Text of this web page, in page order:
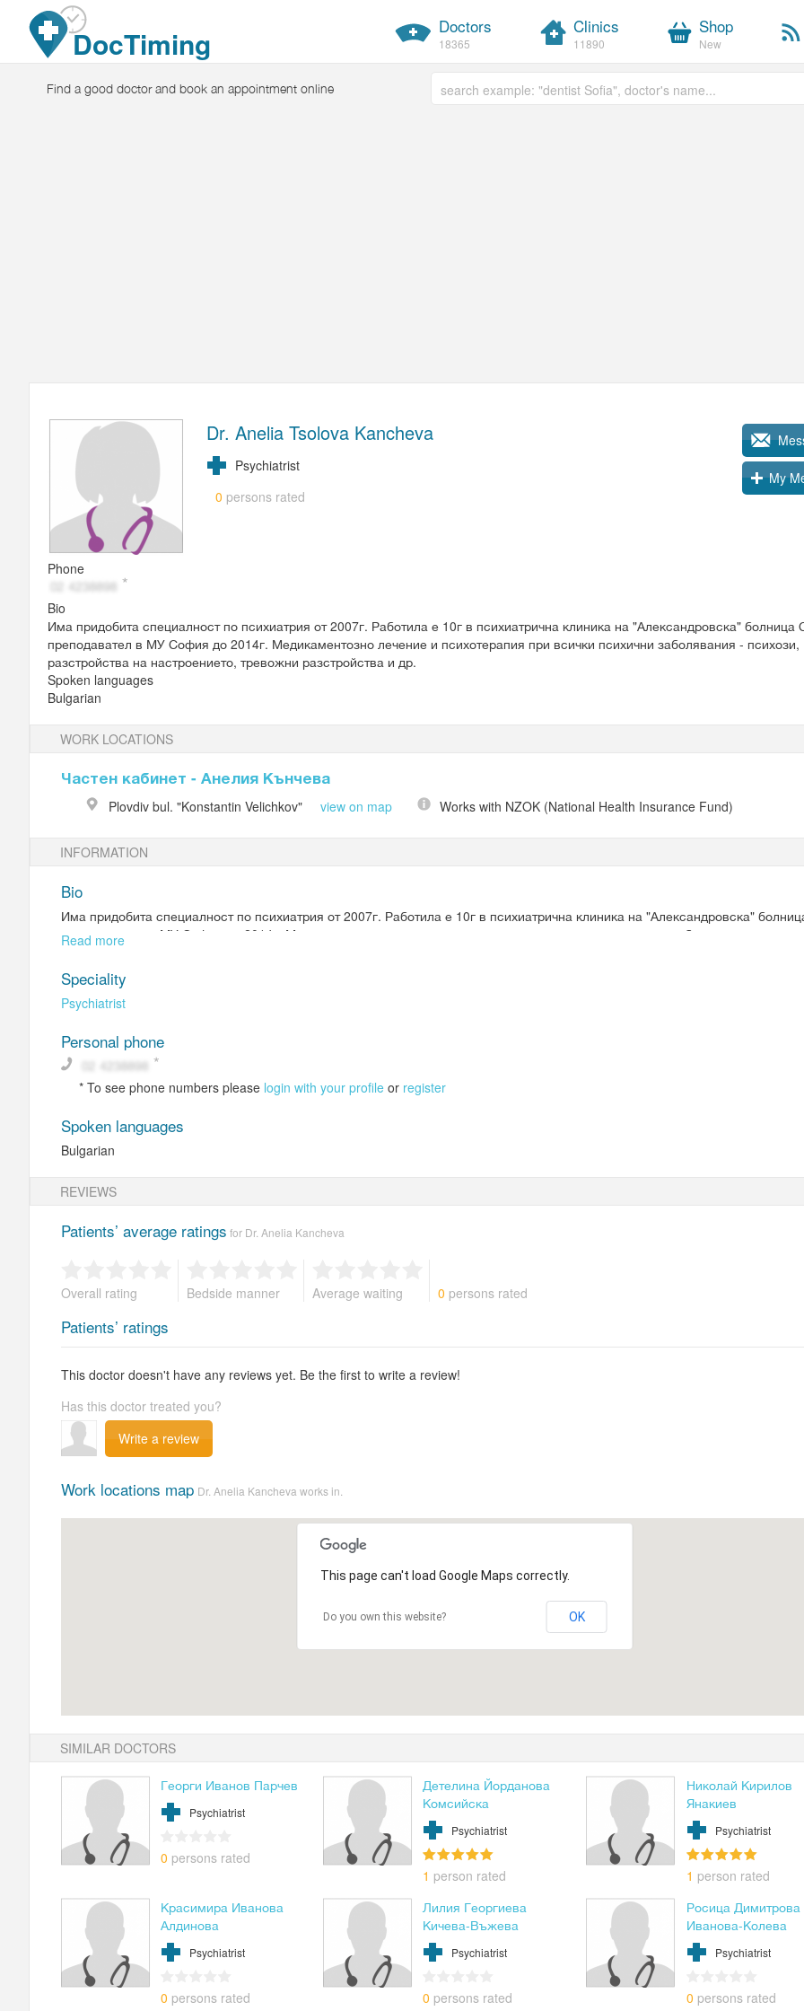
Skip to main content
DocTiming Doctors
18365
Clinics
11890
Shop
New
Find a good doctor and book an appointment online Free text
Dr. Anelia Tsolova Kancheva
Psychiatrist
0 persons rated
My
Phone
Bio
Има придобита специалност по психиатрия от 2007г. Работила е 10г в психиатрична клиника на "Александровска" болница
преподавател в МУ София до 2014г. Медикаментозно лечение и психотерапия при всички психични заболявания - психози,
разстройства на настроението, тревожни разстройства и др.
Spoken languages
Bulgarian
WORK LOCATIONS
Частен кабинет - Анелия Кънчева
Plovdiv bul. "Konstantin Velichkov" view on map Works with NZOK (National Health Insurance Fund)
INFORMATION
Bio
Има придобита специалност по психиатрия от 2007г. Работила е 10г в психиатрична клиника на "Александровска"
преподавател в МУ София до 2014г. Медикаментозно лечение и психотерапия при всички психични заболявания - психози,
Read more
Speciality
Psychiatrist
Personal phone
* To see phone numbers please login with your profile or register
Spoken languages
Bulgarian
REVIEWS
Patients’ average ratings for Dr. Anelia Kancheva
Overall rating Bedside manner Average waiting 0 persons rated
Patients’ ratings
This doctor doesn't have any reviews yet. Be the first to write a review!
Has this doctor treated you?
Write a review
Work locations map Dr. Anelia Kancheva works in.
This page can't load Google Maps correctly.
Do you own this website? OK
SIMILAR DOCTORS
Георги Иванов Парчев
Psychiatrist
0 persons rated
Детелина Йорданова
Комсийска
Psychiatrist
1 person rated
Николай Кирилов
Янакиев
Psychiatrist
1 person rated
Красимира Иванова
Алдинова
Psychiatrist
0 persons rated
Лилия Георгиева
Кичева-Въжева
Psychiatrist
0 persons rated
Росица Димитрова
Иванова-Колева
Psychiatrist
0 persons rated